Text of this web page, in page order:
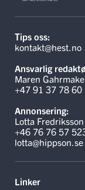
Tips oss:
kontakt@hest.no
Ansvarlig
Maren
+47 91 37 78 60
Annonsering:
Lotta Fredriksson
+46 76 76 57
lotta@hippson.se
Linker